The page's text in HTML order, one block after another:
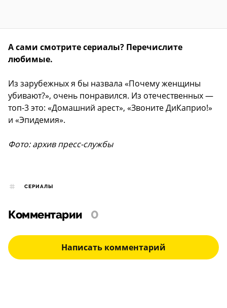
А сами смотрите сериалы? Перечислите
любимые.
Из зарубежных я бы назвала «Почему женщины
убивают?», очень понравился. Из отечественных —
топ-3 это: «Домашний арест», «Звоните ДиКаприо!»
и «Эпидемия».
Фото: архив пресс-службы
СЕРИАЛЫ
Комментарии 0
Написать комментарий